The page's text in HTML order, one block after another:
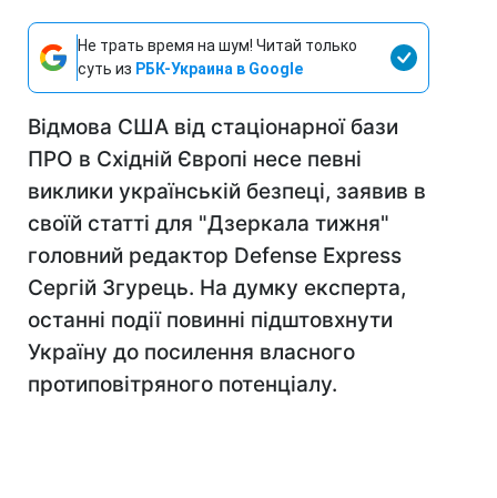
Не трать время на шум! Читай только
суть из РБК-Украина в Google
Відмова США від стаціонарної бази
ПРО в Східній Європі несе певні
виклики українській безпеці, заявив в
своїй статті для "Дзеркала тижня"
головний редактор Defense Express
Сергій Згурець. На думку експерта,
останні події повинні підштовхнути
Україну до посилення власного
протиповітряного потенціалу.